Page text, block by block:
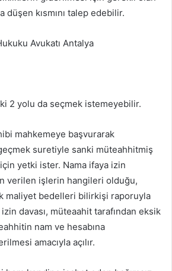
düşen kısmını talep edebilir.
Avukatı Antalya
2 yolu da seçmek istemeyebilir.
mahkemeye başvurarak
suretiyle sanki müteahhitmiş
yetki ister. Nama ifaya izin
verilen işlerin hangileri olduğu,
maliyet bedelleri bilirkişi raporuyla
davası, müteaahit tarafından eksik
nam ve hesabına
amacıyla açılır.